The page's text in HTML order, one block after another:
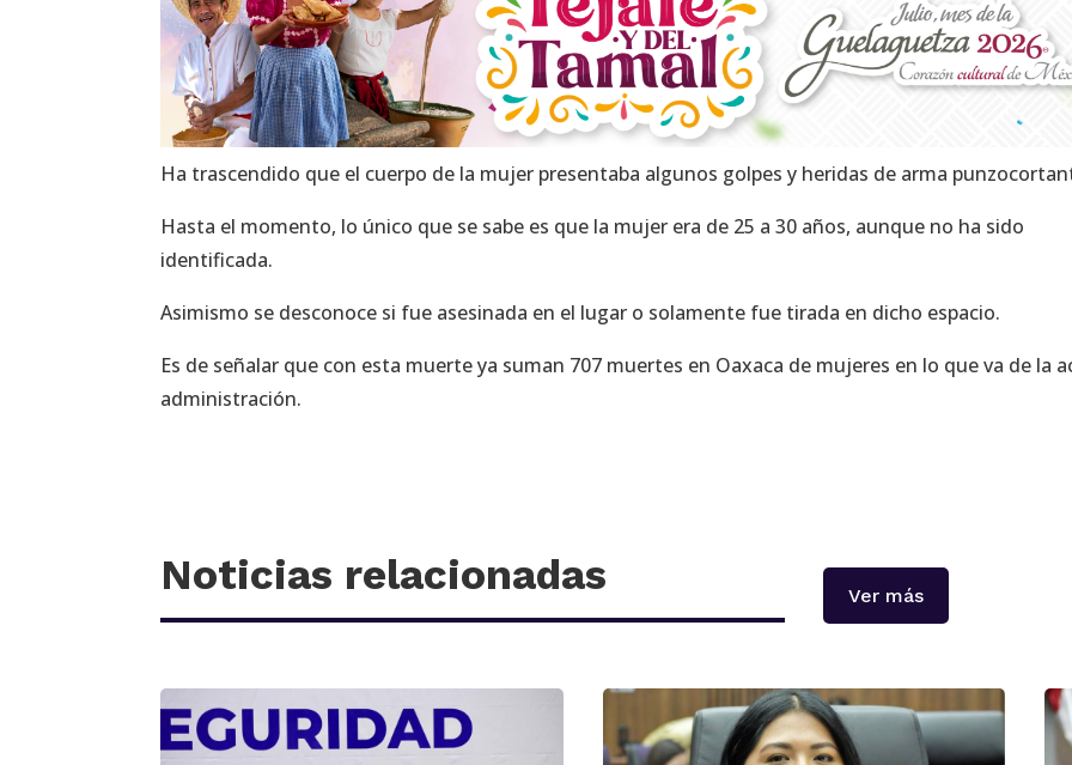
Ha trascendido que el cuerpo de la mujer presentaba algunos golpes y heridas de arma
Hasta el momento, lo único que se sabe es que la mujer era de 25 a 30 años, aunque no ha sido
identificada.
Asimismo se desconoce si fue asesinada en el lugar o solamente fue tirada en dicho espacio.
Es de señalar que con esta muerte ya suman 707 muertes en Oaxaca de mujeres en lo que va de la
administración.
Noticias relacionadas Ver más